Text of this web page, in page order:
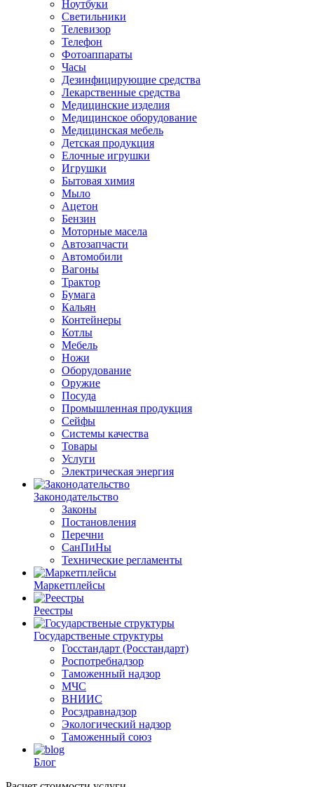
Ноутбуки
Светильники
Телевизор
Телефон
Фотоаппараты
Часы
Дезинфицирующие средства
Лекарственные средства
Медицинские изделия
Медицинское оборудование
Медицинская мебель
Детская продукция
Елочные игрушки
Игрушки
Бытовая химия
Мыло
Ацетон
Бензин
Моторные масела
Автозапчасти
Автомобили
Вагоны
Трактор
Бумага
Кальян
Контейнеры
Котлы
Мебель
Ножи
Оборудование
Оружие
Посуда
Промышленная продукция
Сейфы
Системы качества
Товары
Услуги
Электрическая энергия
Законодательство
Законы
Постановления
Перечни
СанПиНы
Технические регламенты
Маркетплейсы
Реестры
Государственые структуры
Госстандарт (Росстандарт)
Роспотребнадзор
Таможенный надзор
МЧС
ВНИИС
Росздравнадзор
Экологический надзор
Таможенный союз
Блог